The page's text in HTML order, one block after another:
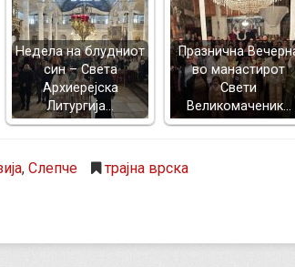
Недела на блудниот
син – Света
Архиерејска
Литургија…
Празнична
во манастирот
Свети
Великомаченик…
, Слепче трајна врска